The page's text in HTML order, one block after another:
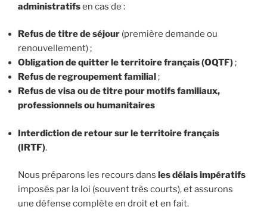
administratifsen cas de :
Refus de titre de séjour (première demande ou
renouvellement) ;
Obligation de quitter le territoire français (OQTF);
Refus de regroupement familial;
Refus de visa ou de titre pour motifs familiaux,
professionnels ou humanitaires
Interdiction de retour sur le territoire français
(IRTF).
Nous préparons les recours dans les délais impératifs
imposés par la loi (souvent très courts), et assurons
une défense complète en droit et en fait.